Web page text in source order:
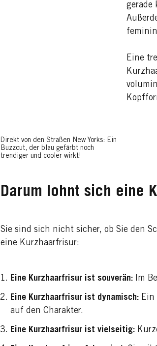
Direkt von den Straßen New Yorks: Ein
Buzzcut, der blau gefärbt noch
trendiger und cooler wirkt!
gerade
Eine
Darum lohnt sich eine
Sie sind sich nicht sicher, ob Sie den
eine Kurzhaarfrisur:
Eine Kurzhaarfrisur ist souverän:Im
Eine Kurzhaarfrisur ist dynamisch:Ein
auf den Charakter.
Eine Kurzhaarfrisur ist vielseitig: